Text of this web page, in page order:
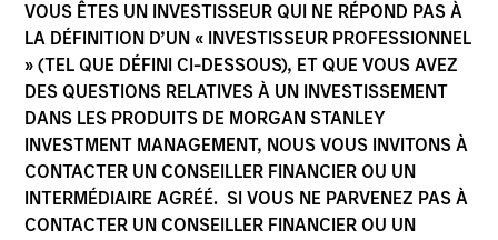
VOUS ÊTES UN INVESTISSEUR QUI NE RÉPOND PAS À
LA DÉFINITION D’UN « INVESTISSEUR PROFESSIONNEL
» (TEL QUE DÉFINI CI-DESSOUS), ET QUE VOUS AVEZ
DES QUESTIONS RELATIVES À UN INVESTISSEMENT
DANS LES PRODUITS DE MORGAN STANLEY
INVESTMENT MANAGEMENT, NOUS VOUS INVITONS À
CONTACTER UN CONSEILLER FINANCIER OU UN
INTERMÉDIAIRE AGRÉÉ. SI VOUS NE PARVENEZ PAS À
CONTACTER UN CONSEILLER FINANCIER OU UN
Strategy Inception
September 1986
Asset Class
Global Equity